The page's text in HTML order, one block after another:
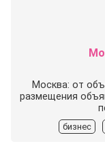
Москва: от
размещения
бизнес